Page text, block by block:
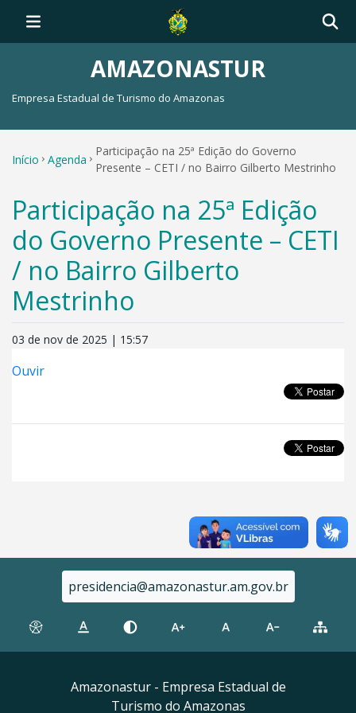
AMAZONASTUR
Empresa Estadual de Turismo do Amazonas
Início Agenda
Participação na 25ª Edição do Governo
Presente – CETI / no Bairro Gilberto Mestrinho
Participação na 25ª Edição
do Governo Presente – CETI
/ no Bairro Gilberto
Mestrinho
03 de nov de 2025 | 15:57
Ouvir
presidencia@amazonastur.am.gov.br
Amazonastur - Empresa Estadual de
Turismo do Amazonas